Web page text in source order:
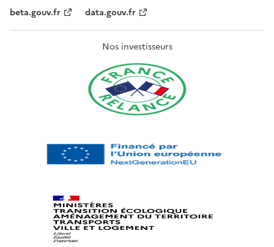
beta.gouv.fr
data.gouv.fr
Nos investisseurs